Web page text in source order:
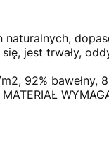
naturalnych,
jest trwały,
92% bawełny,